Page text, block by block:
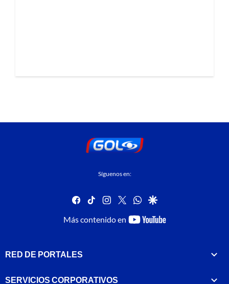
Síguenos en:
facebook
tiktok instagram
twitterwhatsapp
google
Más contenido en
youtube-
RED DE PORTALES
SERVICIOS CORPORATIVOS